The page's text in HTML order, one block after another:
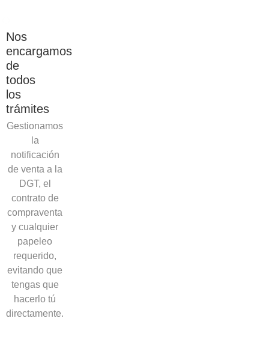
Nos
encargamos
de
todos
los
trámites
Gestionamos
la
notificación
de venta a la
DGT, el
contrato de
compraventa
y cualquier
papeleo
requerido,
evitando que
tengas que
hacerlo tú
directamente.